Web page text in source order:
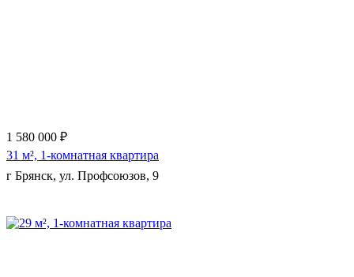
1 580 000 ₽
31 м², 1-комнатная квартира
г Брянск, ул. Профсоюзов, 9